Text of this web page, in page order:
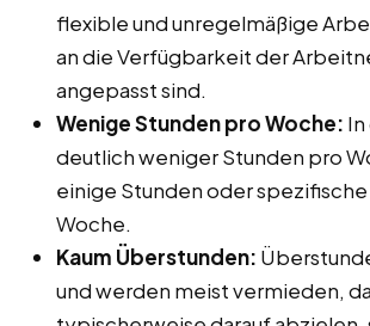
flexible und unregelmäßige
an die Verfügbarkeit der
angepasst sind.
Wenige Stunden pro Woche:
deutlich weniger Stunden pro
einige Stunden oder
Woche.
Kaum Überstunden:
und werden meist vermieden,